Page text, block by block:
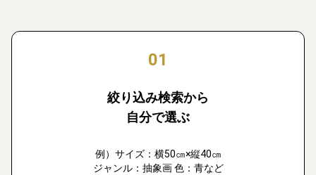
01
絞り込み検索から
自分で選ぶ
例）サイズ：横50㎝×縦40㎝
ジャンル：抽象画 色：青など